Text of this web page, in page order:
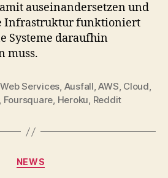
auseinandersetzen und
Infrastruktur funktioniert
Systeme daraufhin
muss.
Services, Ausfall,AWS, Cloud,
, Foursquare, Heroku, Reddit
Categories
NEWS